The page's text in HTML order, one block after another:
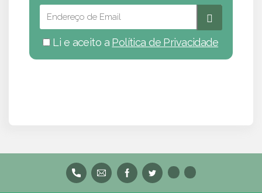
Li e aceito a Política de Privacidade